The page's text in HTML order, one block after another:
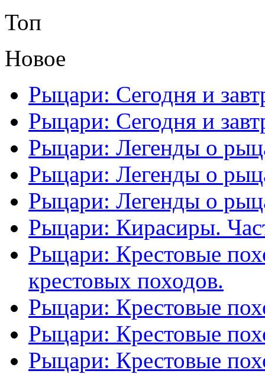
Топ
Новое
Рыцари: Сегодня и
Рыцари: Сегодня и
Рыцари: Легенды о
Рыцари: Легенды о
Рыцари: Легенды о
Рыцари: Кирасиры.
Рыцари: Крестовые
крестовых походов.
Рыцари: Крестовые
Рыцари: Крестовые
Рыцари: Крестовые